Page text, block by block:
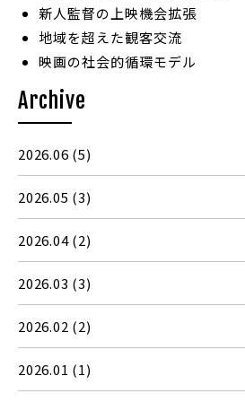
新人監督の上映機会拡張
地域を超えた観客交流
映画の社会的循環モデル
Archive
2026.06 (5)
2026.05 (3)
2026.04(2)
2026.03 (3)
2026.02 (2)
2026.01 (1)